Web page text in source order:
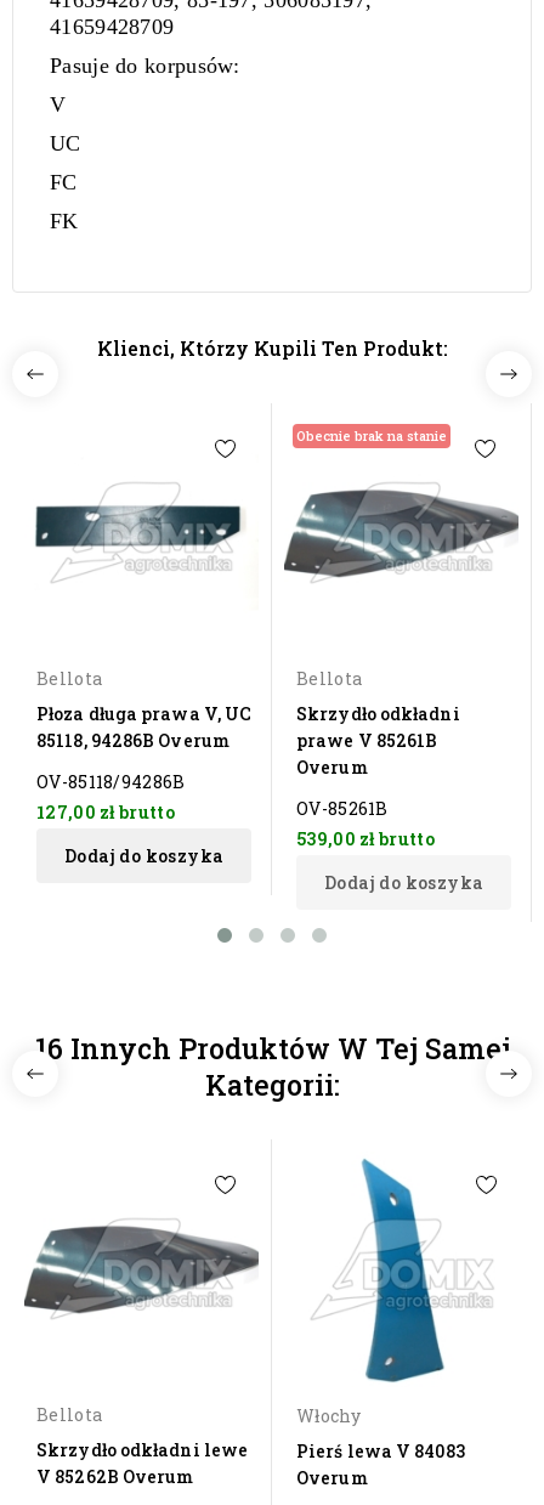
41659428709
Pasuje do korpusów:
V
UC
FC
FK
Klienci, Którzy Kupili Ten Produkt:
Bellota
Płoza długa prawa V, UC
85118, 94286B Overum
OV-85118/94286B
127,00 złbrutto
Dodaj do koszyka
Obecnie brak na stanie
Bellota
Skrzydło odkładni
prawe V 85261B
Overum
OV-85261B
539,00 złbrutto
Dodaj do koszyka
16 Innych Produktów W Tej Samej
Kategorii:
Bellota
Skrzydło odkładni lewe
V 85262B Overum
Włochy
Pierś lewa V 84083
Overum